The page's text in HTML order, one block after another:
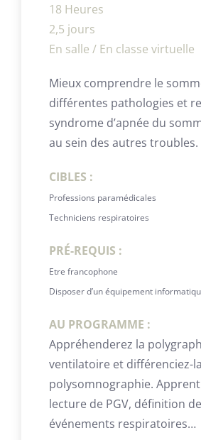
18 Heures
2,5 jours
En salle / En classe virtuelle
Mieux comprendre le
différentes pathologies et
syndrome d’apnée du
au sein des autres troubles.
CIBLES :
Professions paramédicales
Techniciens respiratoires
PRÉ-REQUIS :
Etre francophone
Disposer d’un équipement
AU PROGRAMME :
Appréhenderez la
ventilatoire et différenciez-
polysomnographie.
lecture de PGV, définition
événements respiratoires…